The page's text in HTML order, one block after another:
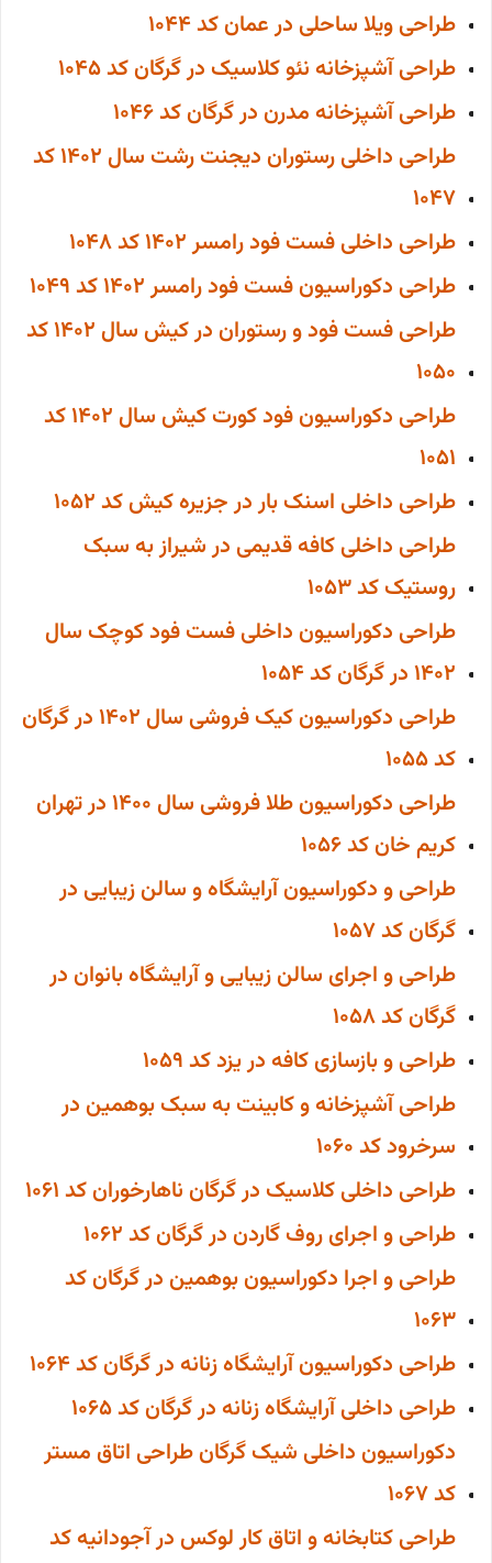
طراحی ویلا ساحلی در عمان کد 1044
طراحی آشپزخانه نئو کلاسیک در گرگان کد 1045
طراحی آشپزخانه مدرن در گرگان کد 1046
طراحی داخلی رستوران دیجنت رشت سال 1402 کد
1047
طراحی داخلی فست فود رامسر 1402 کد 1048
طراحی دکوراسیون فست فود رامسر 1402 کد 1049
طراحی فست فود و رستوران در کیش سال 1402 کد
1050
طراحی دکوراسیون فود کورت کیش سال 1402 کد
1051
طراحی داخلی اسنک بار در جزیره کیش کد 1052
طراحی داخلی کافه قدیمی در شیراز به سبک
روستیک کد 1053
طراحی دکوراسیون داخلی فست فود کوچک سال
1402 در گرگان کد 1054
طراحی دکوراسیون کیک فروشی سال 1402 در گرگان
کد 1055
طراحی دکوراسیون طلا فروشی سال 1400 در تهران
کریم خان کد 1056
طراحی و دکوراسیون آرایشگاه و سالن زیبایی در
گرگان کد 1057
طراحی و اجرای سالن زیبایی و آرایشگاه بانوان در
گرگان کد 1058
طراحی و بازسازی کافه در یزد کد 1059
طراحی آشپزخانه و کابینت به سبک بوهمین در
سرخرود کد 1060
طراحی داخلی کلاسیک در گرگان ناهارخوران کد 1061
طراحی و اجرای روف گاردن در گرگان کد 1062
طراحی و اجرا دکوراسیون بوهمین در گرگان کد
1063
طراحی دکوراسیون آرایشگاه زنانه در گرگان کد 1064
طراحی داخلی آرایشگاه زنانه در گرگان کد 1065
دکوراسیون داخلی شیک گرگان طراحی اتاق مستر
کد 1067
طراحی کتابخانه و اتاق کار لوکس در آجودانیه کد